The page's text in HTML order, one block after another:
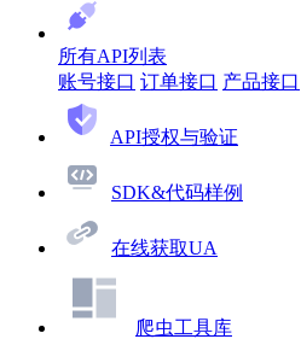
所有API列表
账号接口 订单接口 产品接口
API授权与验证
SDK&代码样例
在线获取UA
爬虫工具库